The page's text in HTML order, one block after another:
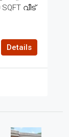
വീട്
Details